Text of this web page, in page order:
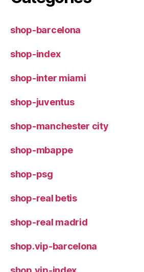
shop-barcelona
shop-index
shop-inter miami
shop-juventus
shop-manchester city
shop-mbappe
shop-psg
shop-real betis
shop-real madrid
shop.vip-barcelona